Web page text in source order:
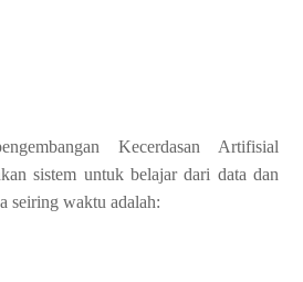
Kecerdasan Artifisial
sistem untuk belajar dari data dan
seiring waktu adalah: